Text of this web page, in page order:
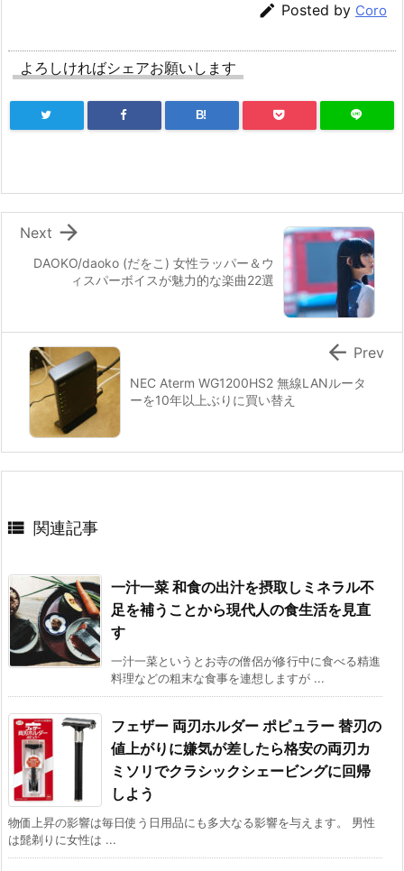
 Posted by Coro
よろしければシェアお願いします
B!
DAOKO/daoko (だをこ) 女性ラッパー＆ウ
ィスパーボイスが魅力的な楽曲22選

Next
NEC Aterm WG1200HS2 無線LANルータ
ーを10年以上ぶりに買い替え
 Prev
 関連記事
一汁一菜 和食の出汁を摂取しミネラル不
足を補うことから現代人の食生活を見直
す
一汁一菜というとお寺の僧侶が修行中に食べる精進
料理などの粗末な食事を連想しますが ...
フェザー 両刃ホルダー ポピュラー 替刃の
値上がりに嫌気が差したら格安の両刃カ
ミソリでクラシックシェービングに回帰
しよう
物価上昇の影響は毎日使う日用品にも多大なる影響を与えます。 男性
は髭剃りに女性は ...